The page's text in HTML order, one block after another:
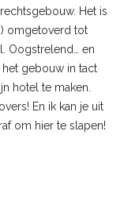
Het is
omgetoverd tot
Oogstrelend… en
gebouw in tact
hotel te maken.
En ik kan je uit
om hier te slapen!